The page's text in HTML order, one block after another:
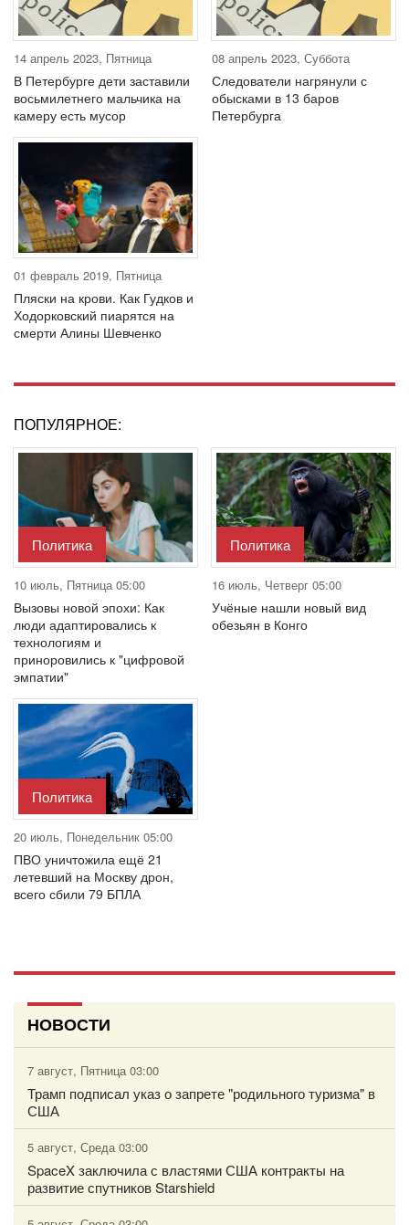
14 апрель 2023, Пятница
В Петербурге дети заставили
восьмилетнего мальчика на
камеру есть мусор
08 апрель 2023, Суббота
Следователи нагрянули с
обысками в 13 баров
Петербурга
01 февраль 2019, Пятница
Пляски на крови. Как Гудков и
Ходорковский пиарятся на
смерти Алины Шевченко
ПОПУЛЯРНОЕ:
Политика
10 июль, Пятница 05:00
Вызовы новой эпохи: Как
люди адаптировались к
технологиям и
приноровились к "цифровой
эмпатии"
Политика
16 июль, Четверг 05:00
Учёные нашли новый вид
обезьян в Конго
Политика
20 июль, Понедельник 05:00
ПВО уничтожила ещё 21
летевший на Москву дрон,
всего сбили 79 БПЛА
НОВОСТИ
7 август, Пятница 03:00
Трамп подписал указ о запрете "родильного туризма" в
США
5 август, Среда 03:00
SpaceX заключила с властями США контракты на
развитие спутников Starshield